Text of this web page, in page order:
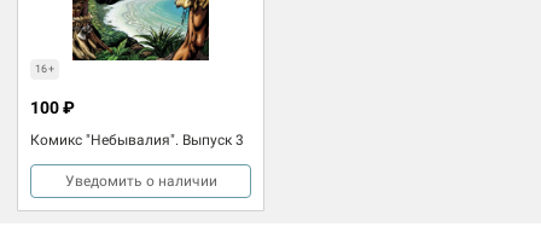
16+
Комикс "Небывалия". Выпуск 3
100 ₽
Уведомить о наличии